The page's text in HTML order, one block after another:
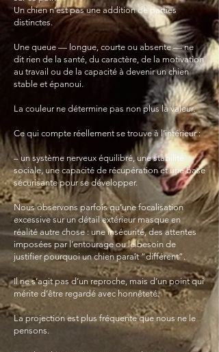
Un chien n’est pas une addition de parties
distinctes.
Une queue — longue, courte ou absente — ne
dit rien de la santé, du caractère, de la motivation
au travail ou de la capacité à devenir un chien
stable et épanoui.
La couleur ne détermine pas non plus la valeur.
Ce qui compte réellement se trouve à l’intérieur :
– un système nerveux équilibré, une stabilité
sociale, une capacité de récupération et une base
sécurisante pour se développer.
Nous observons parfois qu’une focalisation
excessive sur un détail extérieur masque en
réalité autre chose : une insécurité, des attentes
imposées par l’entourage ou le besoin de
justifier pourquoi un chien paraît “différent”.
Il ne s’agit pas d’un reproche, mais d’un point qui
mérite d’être regardé avec honnêteté.
La projection est plus fréquente que nous ne le
pensons.